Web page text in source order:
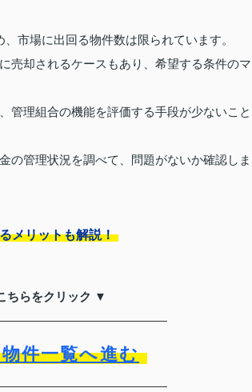
市場に出回る物件数は限られています。
売却されるケースもあり、希望する条件のマ
管理組合の機能を評価する手段が少ないこと
の管理状況を調べて、問題がないか確認しま
メリットも解説！
ちらをクリック ▼
件一覧へ進む